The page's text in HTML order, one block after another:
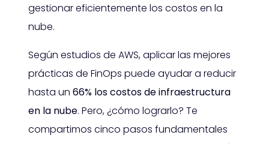
gestionar eficientemente los costos en la
nube.
Según estudios de AWS, aplicar las mejores
prácticas de FinOps puede ayudar a reducir
hasta un 66% los costos de infraestructura
en la nube. Pero, ¿cómo lograrlo? Te
compartimos cinco pasos fundamentales